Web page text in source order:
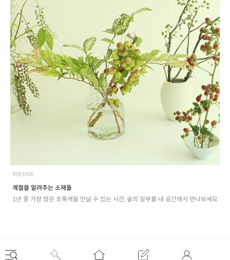
취향 DIVE
계절을 알려주는 소재들
1년 중 가장 많은 초록색을 만날 수 있는 시간, 숲의 일부를 내 공간에서 만나보세요